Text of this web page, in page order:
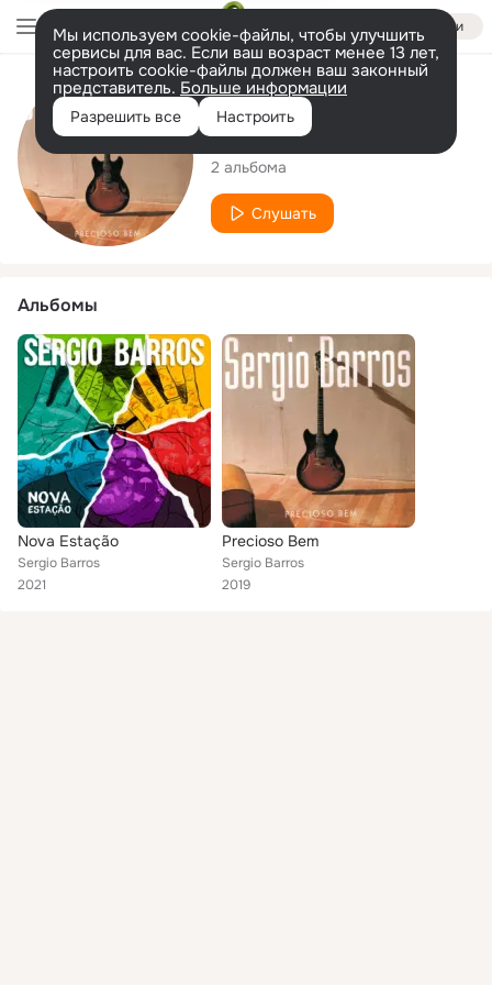
Войти
Мы используем cookie-файлы, чтобы улучшить
сервисы для вас. Если ваш возраст менее 13 лет,
настроить cookie-файлы должен ваш законный
представитель. Больше информации
Разрешить все Настроить
Исполнитель
Sergio Barros
2 альбома
Слушать
Альбомы
Nova Estação
Sergio Barros
2021
Precioso Bem
Sergio Barros
2019